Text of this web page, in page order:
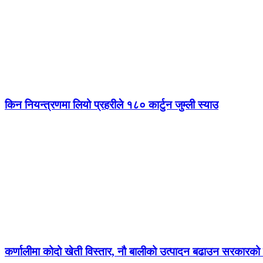
किन नियन्त्रणमा लियो प्रहरीले १८० कार्टुन जुम्ली स्याउ
कर्णालीमा कोदो खेती विस्तार, नौ बालीको उत्पादन बढाउन